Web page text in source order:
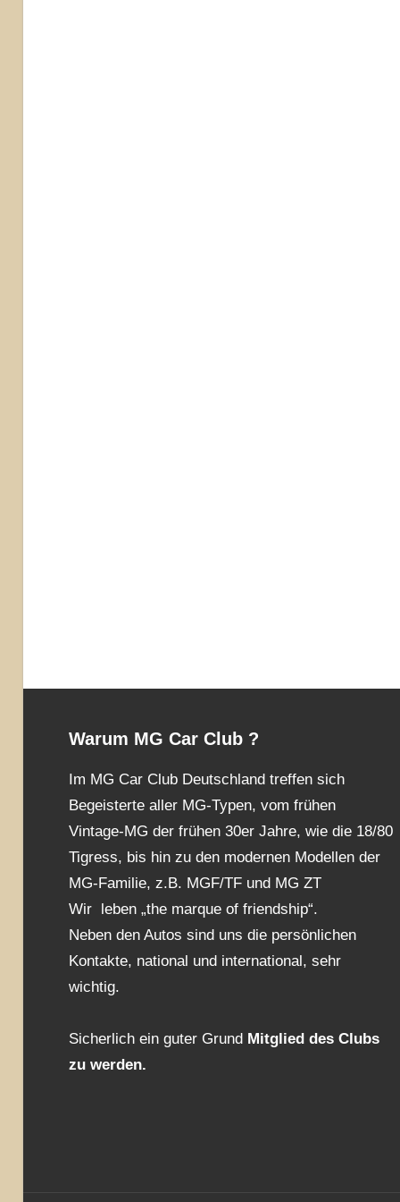
Warum MG Car Club ?
Im MG Car Club Deutschland treffen sich
Begeisterte aller MG-Typen, vom frühen
Vintage-MG der frühen 30er Jahre, wie die 18/80
Tigress, bis hin zu den modernen Modellen der
MG-Familie, z.B. MGF/TF und MG ZT
Wir leben „the marque of friendship“.
Neben den Autos sind uns die persönlichen
Kontakte, national und international, sehr
wichtig.
Sicherlich ein guter Grund Mitglied des Clubs
zu werden.